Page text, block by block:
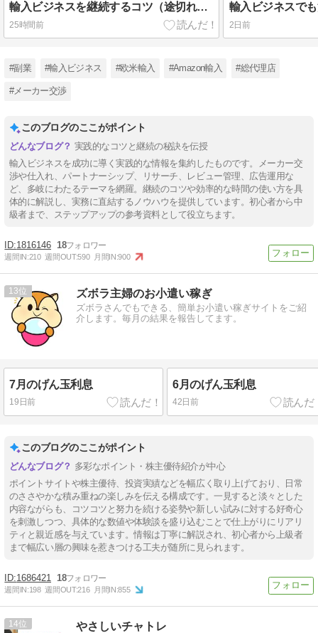
輸入ビジネスを継続するコツ（途切れてしまったとき編）。
25時間前 2日前
#副業 #輸入ビジネス #欧米輸入 #Amazon輸入 #総代理店
#メーカー交渉
このブログのここがポイント
実践的なコツと継続の秘訣を伝授
輸入ビジネスを成功に導く実践的な情報を集約したものです。メーカー交
渉や仕入れ、パートナーシップ、リサーチ、レビュー管理、広告運用な
ど、多岐にわたるテーマを網羅。継続のコツや効率的な時間の使い方を具
体的に解説し、実務に直結するノウハウを提供しています。初心者から中
級者まで、ステップアップの参考資料として役立ちます。
1816146 18
週間IN:210 週間OUT:590 月間IN:900
13 ズボラ主婦のお小遣い稼ぎ
ズボラさんでもできる、簡単お小遣い稼ぎサイトをご紹
介します。毎月の結果を報告してます。
7月のげん玉利息
19日前
6月のげん玉利息
42日前
このブログのここがポイント
多彩なポイント・株主優待紹介が中心
ポイントサイトや株主優待、投資実績などを幅広く取り上げており、日常
のささやかな積み重ねの楽しみを伝える構成です。一見すると淡々とした
内容ながらも、コツコツと努力を続ける姿勢や新しい試みに対する好奇心
を刺激しつつ、具体的な数値や体験談を盛り込むことで仕上がりにリアリ
ティと親近感を与えています。情報は丁寧に解説され、初心者から上級者
まで幅広い層の興味を惹きつける工夫が随所に見られます。
1686421 18
週間IN:198 週間OUT:216 月間IN:855
14 やさしいチャトレ